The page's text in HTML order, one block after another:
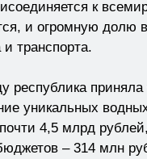
к
и огромную долю
и транспорта.
республика
уникальных
4,5 млрд
– 314 млн